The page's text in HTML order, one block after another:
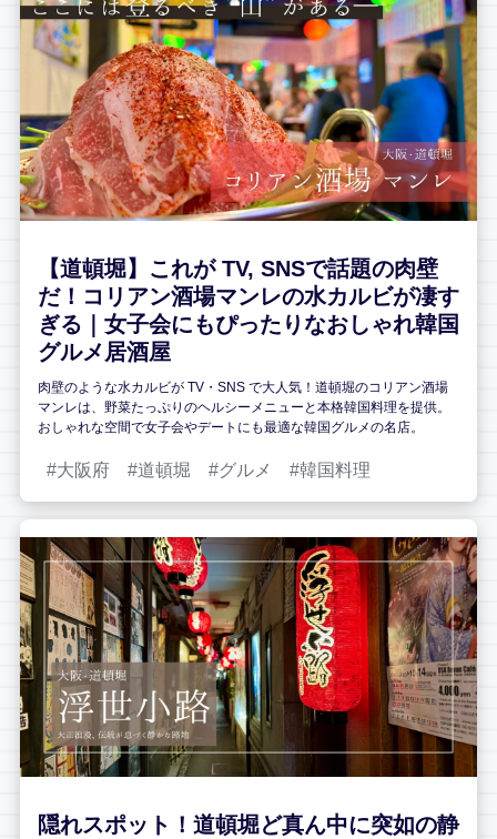
【道頓堀】これが TV, SNSで話題の肉壁
だ！コリアン酒場マンレの水カルビが凄す
ぎる｜女子会にもぴったりなおしゃれ韓国
グルメ居酒屋
肉壁のような水カルビが TV・SNS で大人気！道頓堀のコリアン酒場
マンレは、野菜たっぷりのヘルシーメニューと本格韓国料理を提供。
おしゃれな空間で女子会やデートにも最適な韓国グルメの名店。
大阪府 道頓堀 グルメ 韓国料理
隠れスポット！道頓堀ど真ん中に突如の静